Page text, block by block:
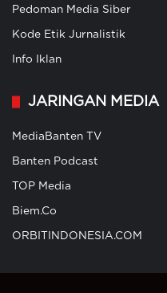
Pedoman Media Siber
Kode Etik Jurnalistik
Info Iklan
JARINGAN MEDIA
MediaBanten TV
Banten Podcast
TOP Media
Biem.Co
ORBITINDONESIA.COM